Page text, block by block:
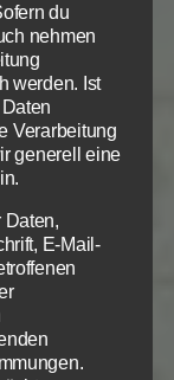
errettete
seiner
wie sie nur
Christi dabei
Menschen
ins ewige
Gottes ist:
werden
seiner Liebe
was
du
nehmen
werden. Ist
Verarbeitung
generell eine
Daten,
E-Mail-